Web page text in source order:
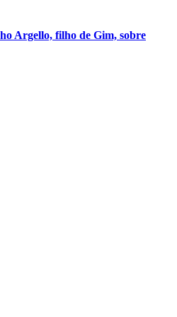
Argello, filho de Gim, sobre